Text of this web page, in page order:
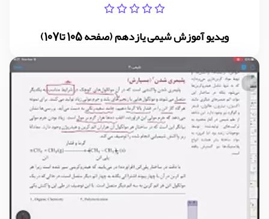
ویدیو آموزش شیمی یازدهم (صفحه 105 تا107)